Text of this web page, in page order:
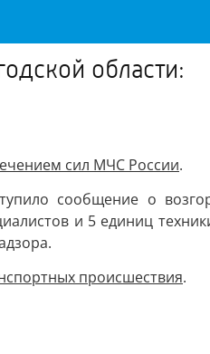
области:
сил МЧС России.
сообщение о
и 5 единиц
происшествия.